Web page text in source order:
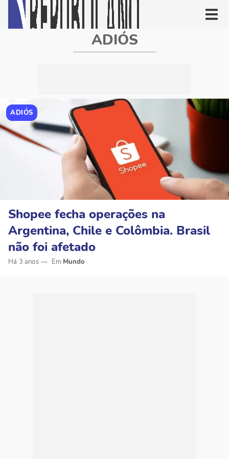
ADIÓS
ADIÓS
Shopee fecha operações na
Argentina, Chile e Colômbia. Brasil
não foi afetado
Há 3 anos Mundo